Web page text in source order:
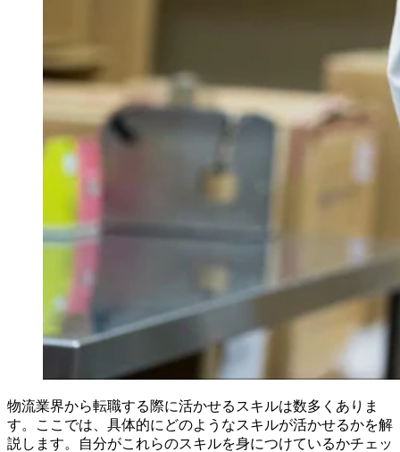
物流業界から転職する際に活かせるスキルは数多くありま
す。ここでは、具体的にどのようなスキルが活かせるかを解
説します。自分がこれらのスキルを身につけているかチェッ